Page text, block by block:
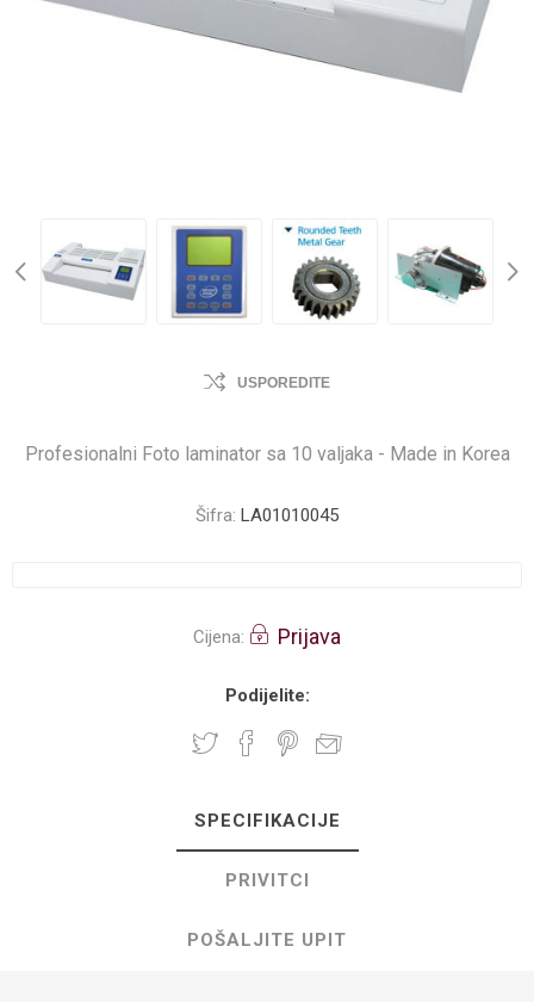
USPOREDITE
Profesionalni Foto laminator sa 10 valjaka - Made in Korea
Šifra: LA01010045
Cijena: Prijava
Podijelite:
SPECIFIKACIJE
PRIVITCI
POŠALJITE UPIT